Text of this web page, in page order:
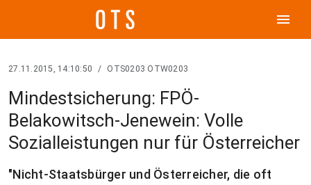
menu
27.11.2015, 14:10:50 / OTS0203 OTW0203
Mindestsicherung: FPÖ-
Belakowitsch-Jenewein: Volle
Sozialleistungen nur für Österreicher
"Nicht-Staatsbürger und Österreicher, die oft